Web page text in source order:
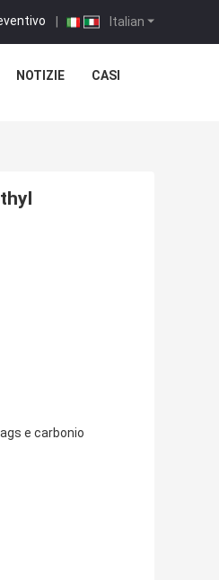
Italian
|
NOTIZIE CASI
e carbonio